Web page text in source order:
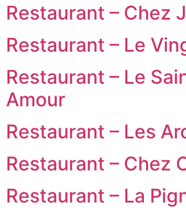
Restaurant – Chez
Restaurant – Le
Restaurant – Le
Amour
Restaurant – Les
Restaurant – Chez
Restaurant – La